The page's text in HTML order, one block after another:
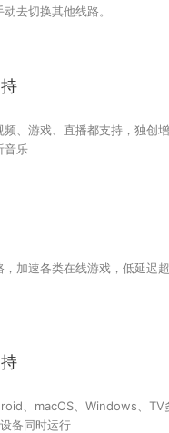
去切换其他线路。
、游戏、直播都支持，独创
音乐
加速各类在线游戏，低延迟
、macOS、Windows、TV
备同时运行